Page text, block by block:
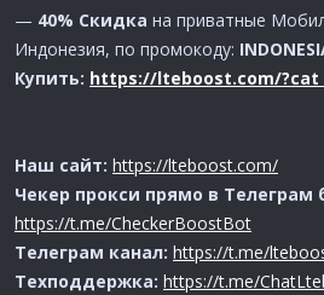
— 40% Скидка на приватные
Индонезия, по промокоду:
Купить: https://lteboost.com/
Наш сайт: https://lteboost.com/
Чекер прокси прямо в Телеграм
https://t.me/CheckerBoostBot
Телеграм канал: https://t.me/
Техподдержка: https://t.me/